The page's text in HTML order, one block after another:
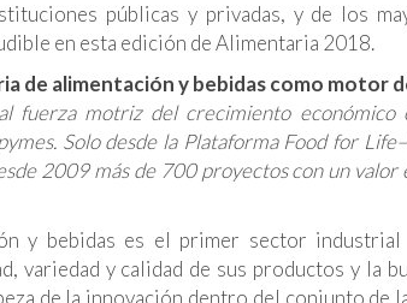
públicas y privadas, y de los
en esta edición de Alimentaria 2018.
de alimentación y bebidas como motor
fuerza motriz del crecimiento económico
Solo desde la Plataforma Food for
2009 más de 700 proyectos con un
y bebidas es el primer sector
variedad y calidad de sus productos y la
de la innovación dentro del conjunto de